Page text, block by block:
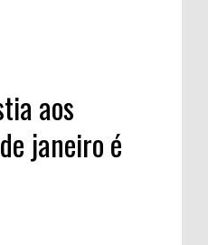
aos
janeiro é